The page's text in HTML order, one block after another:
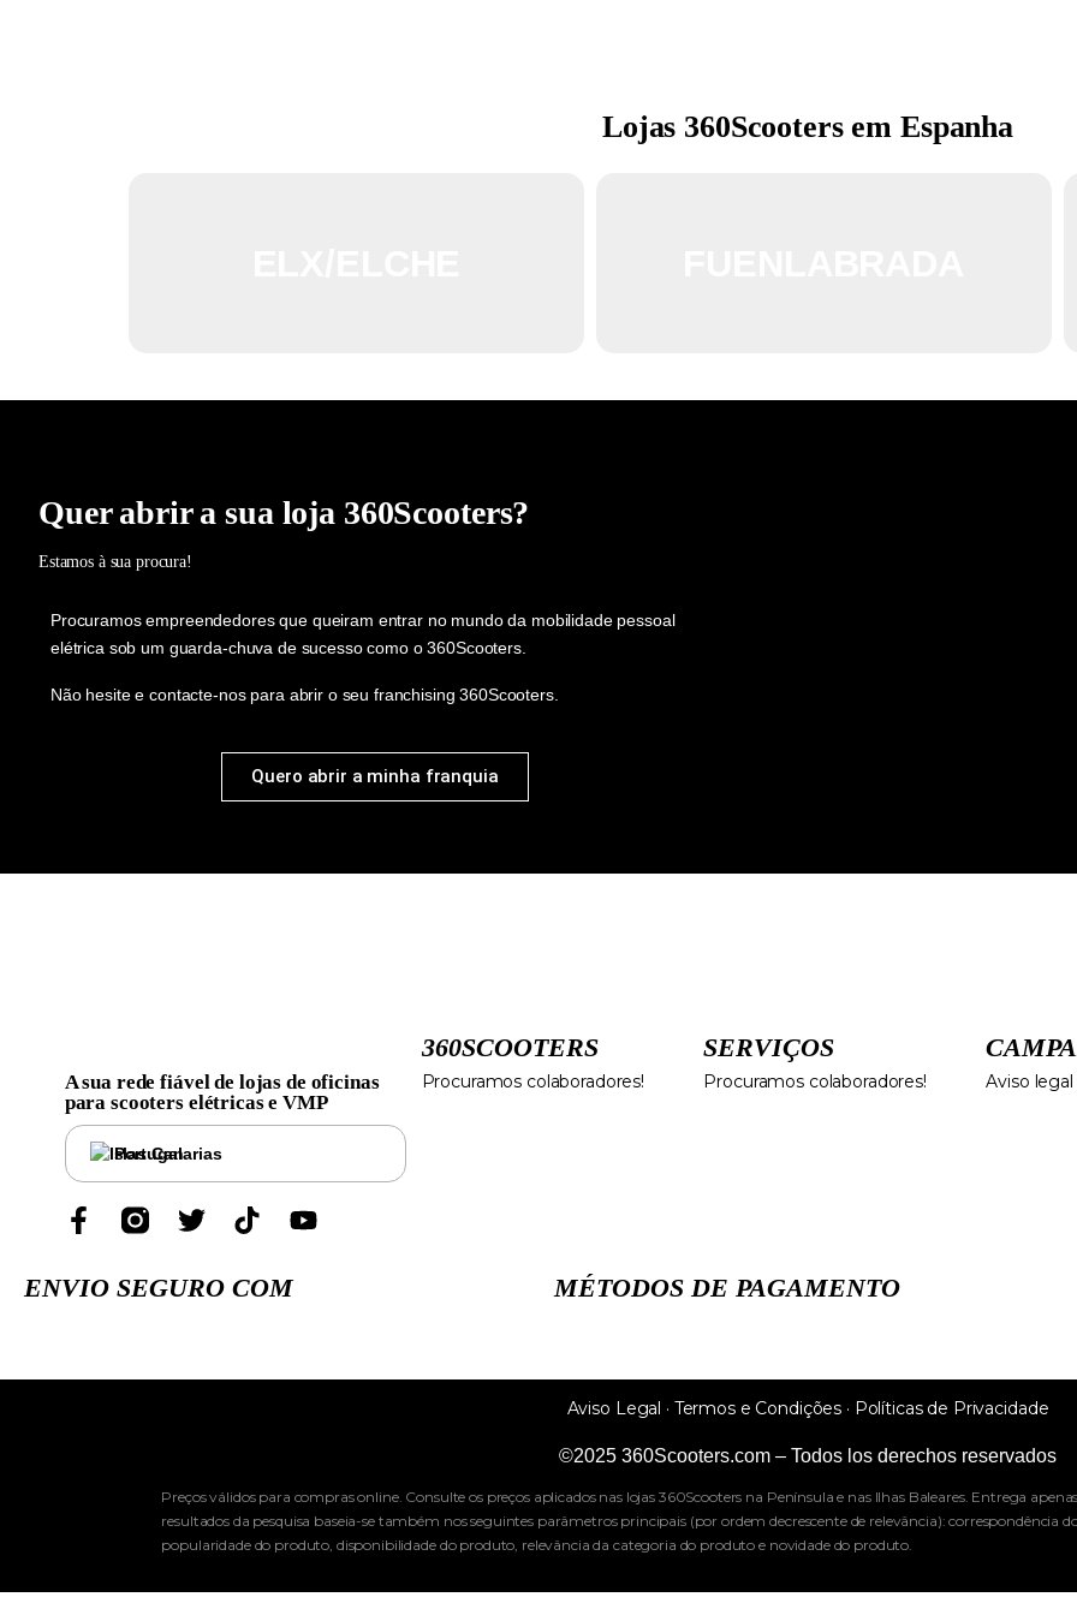
Lojas 360Scooters em Espanha
Quer abrir a sua loja 360Scooters?
Estamos à sua procura!
Procuramos empreendedores que queiram entrar no mundo da mobilidade pessoal
elétrica sob um guarda-chuva de sucesso como o 360Scooters.
Não hesite e contacte-nos para abrir o seu franchising 360Scooters.
Quero abrir a minha franquia
A sua rede fiável de lojas de oficinas
para scooters elétricas e VMP
Portugal
360SCOOTERS
Procuramos colaboradores!
SERVIÇOS
Procuramos colaboradores! Aviso legal
ENVIO SEGURO COM MÉTODOS DE PAGAMENTO
Aviso Legal · Termos e Condições · Políticas de Privacidade
©2025 360Scooters.com – Todos los derechos reservados
Preços válidos para compras online. Consulte os preços aplicados nas lojas 360Scooters na Península e nas Ilhas Baleares. Entrega
resultados da pesquisa baseia-se também nos seguintes parâmetros principais (por ordem decrescente de relevância): correspondência
popularidade do produto, disponibilidade do produto, relevância da categoria do produto e novidade do produto.